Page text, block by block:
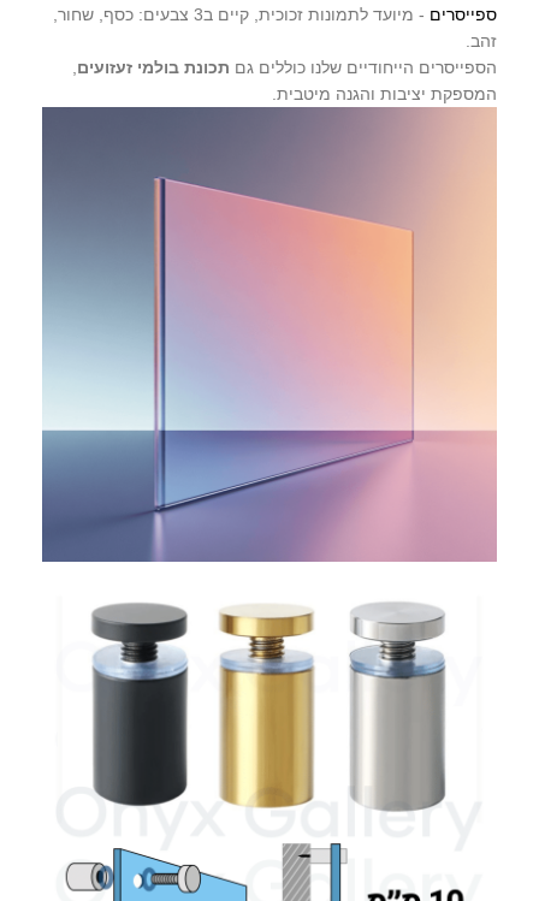
ספייסרים
- מיועד לתמונות זכוכית, קיים ב3 צבעים: כסף, שחור,
זהב.
הספייסרים הייחודיים שלנו כוללים גם תכונת בולמי זעזועים,
המספקת יציבות והגנה מיטבית.